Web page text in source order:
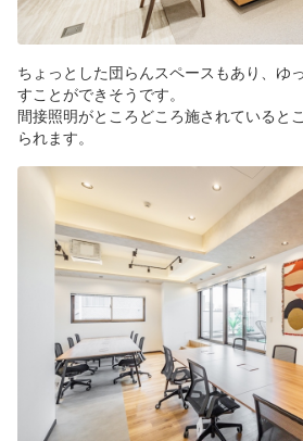
ちょっとした団らんスペースもあり、ゆ
すことができそうです。
間接照明がところどころ施されていると
られます。